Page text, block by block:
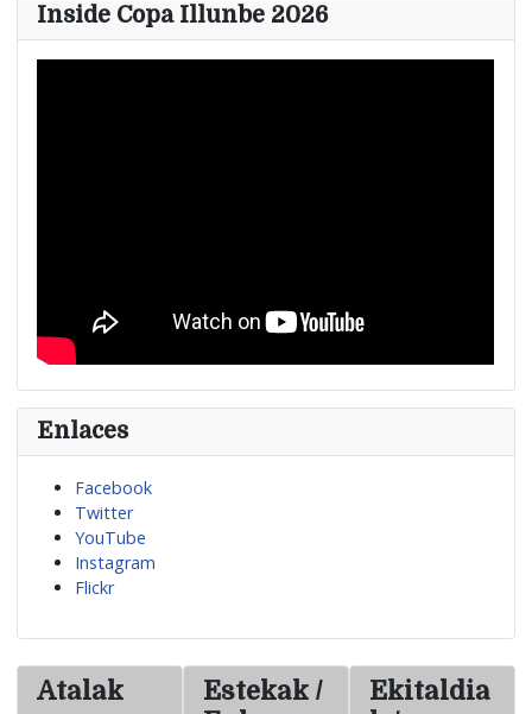
Inside Copa Illunbe 2026
Enlaces
Facebook
Twitter
YouTube
Instagram
Flickr
Atalak
Estekak /
Ekitaldia